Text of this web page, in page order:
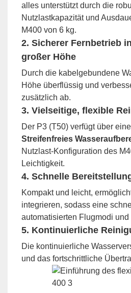
alles unterstützt durch die
Nutzlastkapazität und
M400 von 6 kg.
2. Sicherer Fernbetrieb in
großer Höhe
Durch die kabelgebundene
Höhe überflüssig und
zusätzlich ab.
3. Vielseitige, flexible
Der P3 (T50) verfügt über eine
Streifenfreies
Nutzlast-Konfiguration des
Leichtigkeit.
4. Schnelle
Kompakt und leicht,
integrieren, sodass eine
automatisierten Flugmodi
5. Kontinuierliche
Die kontinuierliche
und das fortschrittliche